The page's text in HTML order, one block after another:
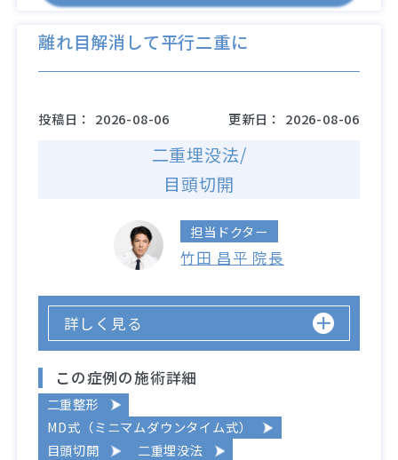
離れ目解消して平行二重に
投稿日： 2026-08-06 更新日： 2026-08-06
二重埋没法/
目頭切開
担当ドクター
竹田 昌平 院長
詳しく見る
この症例の施術詳細
二重整形
MD式（ミニマムダウンタイム式）
目頭切開
二重埋没法